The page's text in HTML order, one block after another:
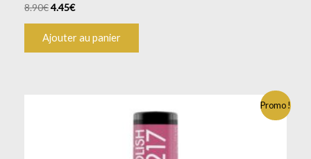
8.90€4.45€
Ajouter au panier
Promo !